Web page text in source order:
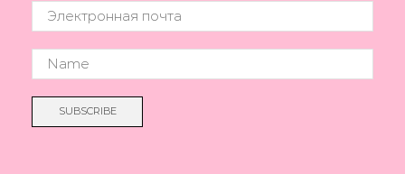
SUBSCRIBE